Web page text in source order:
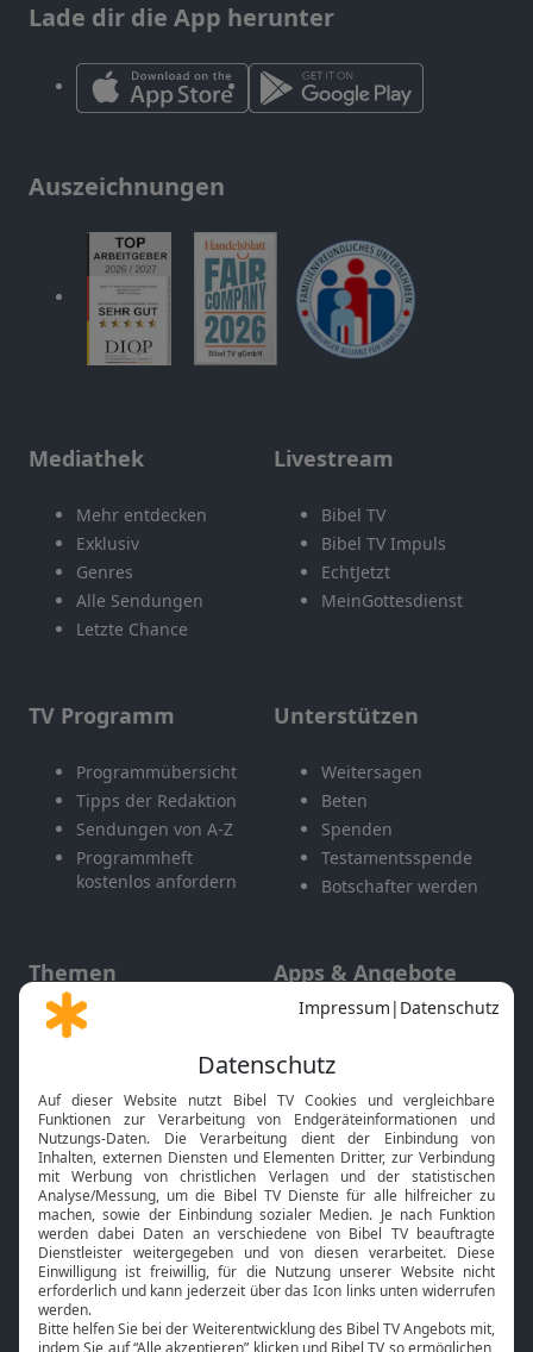
Lade dir die App herunter
Auszeichnungen
Mediathek
Mehr entdecken
Exklusiv
Genres
Alle Sendungen
Letzte Chance
Livestream
Bibel TV
Bibel TV Impuls
EchtJetzt
MeinGottesdienst
TV Programm
Programmübersicht
Tipps der Redaktion
Sendungen von A-Z
Programmheft
kostenlos anfordern
Unterstützen
Weitersagen
Beten
Spenden
Testamentsspende
Botschafter werden
Themen
Gott und Bibel erklärt
Neuigkeiten
Apps & Angebote
Mobile App
Smart TV
HbbTV
Bibelthek Online-Bibel
Nächster Gottesdienst
Bibel TV
Über uns
Service
Kontakt